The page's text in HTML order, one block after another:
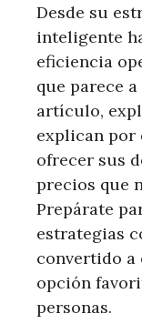
Desde su
inteligente
eficiencia
que parece
artículo,
explican por
ofrecer sus
precios que
Prepárate
estrategias
convertido a
opción
personas.